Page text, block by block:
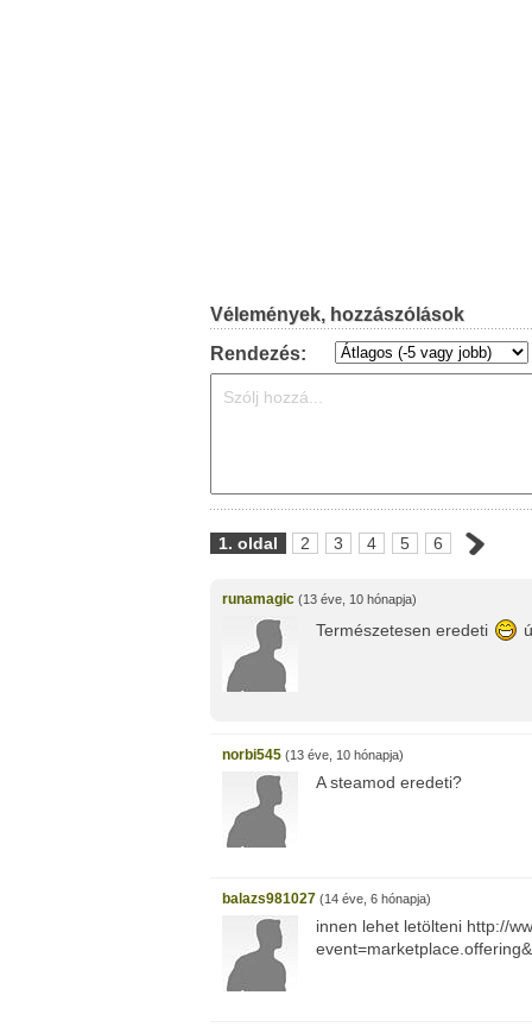
Vélemények, hozzászólások
Rendezés:
1. oldal 2 3 4 5 6
runamagic (13 éve, 10 hónapja)
Természetesen eredeti
norbi545 (13 éve, 10 hónapja)
A steamod eredeti?
balazs981027 (14 éve, 6 hónapja)
innen lehet letölteni http://